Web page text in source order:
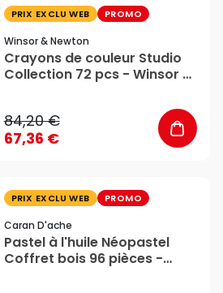
PRIX EXCLU WEB PROMO
Winsor & Newton
Crayons de couleur Studio
Collection 72 pcs - Winsor &
84,20 €
67,36 €
PRIX EXCLU WEB PROMO
Caran D'ache
Pastel à l'huile Néopastel
Coffret bois 96 pièces -